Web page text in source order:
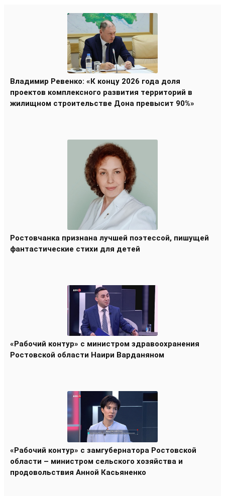
Владимир Ревенко: «К концу 2026 года доля
проектов комплексного развития территорий в
жилищном строительстве Дона превысит 90%»
Ростовчанка признана лучшей поэтессой, пишущей
фантастические стихи для детей
«Рабочий контур» с министром здравоохранения
Ростовской области Наири Варданяном
«Рабочий контур» с замгубернатора Ростовской
области – министром сельского хозяйства и
продовольствия Анной Касьяненко